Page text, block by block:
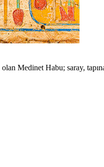
Medinet Habu; saray,